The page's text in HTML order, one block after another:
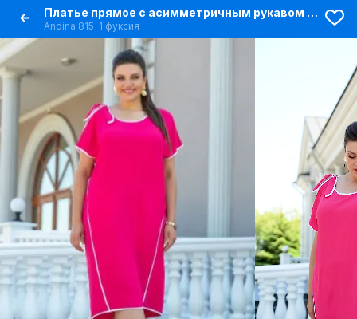
Платье прямое с асимметричным рукавом и карманами
Andina 815-1 фуксия